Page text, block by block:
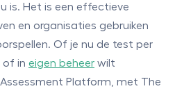
is. Het is een effectieve
en organisaties gebruiken
Of je nu de test per
of in eigen beheer wilt
Platform, met The